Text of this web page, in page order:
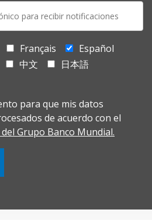
Français
Español
中文
日本語
para que mis datos
de acuerdo con el
Grupo Banco Mundial.